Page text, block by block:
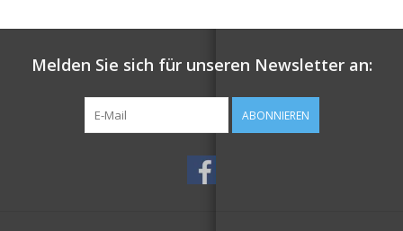
Melden Sie sich für unseren Newsletter an:
ABONNIEREN